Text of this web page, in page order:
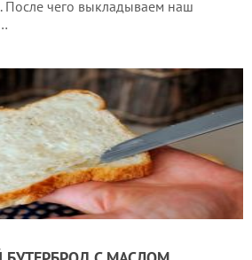
После чего выкладываем наш